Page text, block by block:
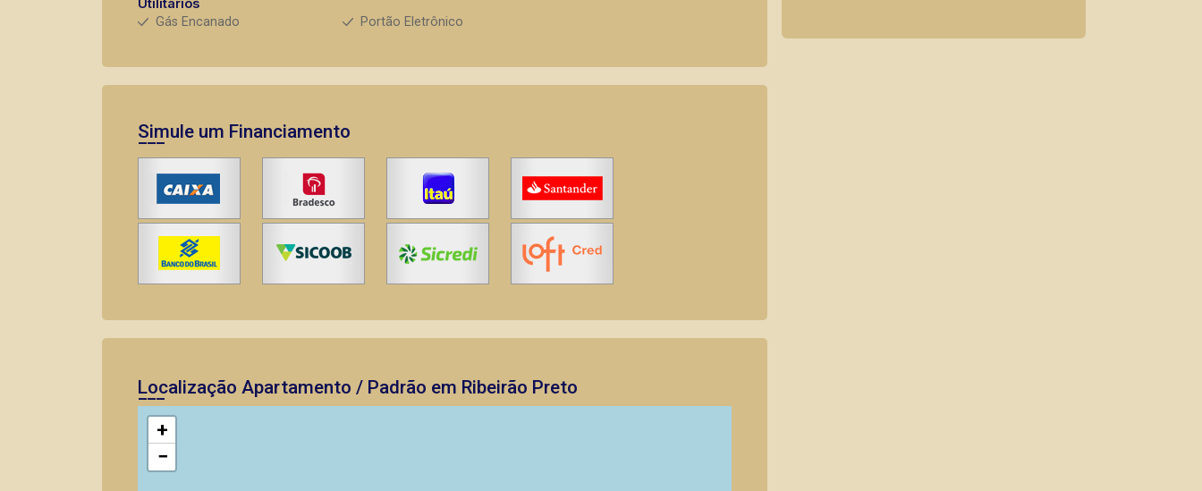
Utilitários
Gás Encanado
Portão Eletrônico
Simule um Financiamento
Localização Apartamento / Padrão em Ribeirão Preto
+
−